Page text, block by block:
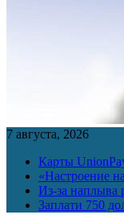
7 августа, 2026
Карты
«Настроение
Из-за наплыва
Заплати 750